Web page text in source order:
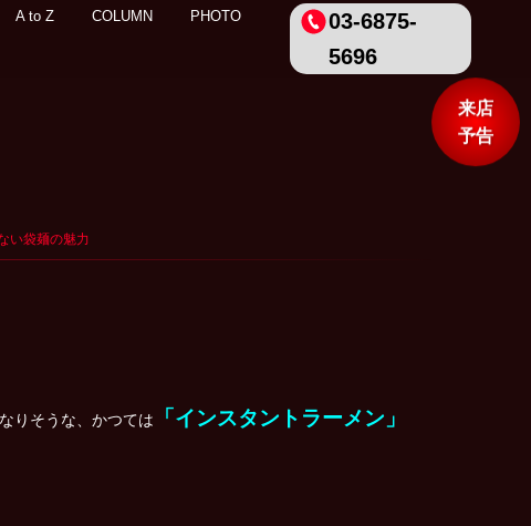
A to Z COLUMN
PHOTO
03-6875-
5696
来店
予告
い袋麺の魅力
りそうな、かつては 「インスタントラーメン」